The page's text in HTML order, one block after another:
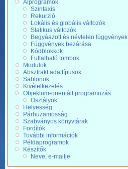
Alprogramok
Szintaxis
Rekurzió
Lokális és globális változók
Statikus változók
Begyáazott és névtelen függvények
Függvények bezárása
Kódblokkok
Futtatható tömbök
Modulok
Absztrakt adattípusok
Sablonok
Kivételkezelés
Objektum-orientált programozás
Osztályok
Helyesség
Párhuzamosság
Szabványos könyvtárak
Fordítók
További információk
Példaprogramok
Készítők
Neve, e-mailje